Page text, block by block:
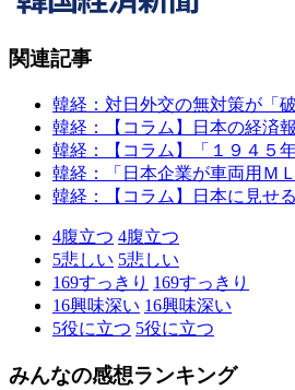
関連記事
韓経：対日外交の無対策が「
韓経：【コラム】日本の経済
韓経：【コラム】「１９４５
韓経：「日本企業が車両用Ｍ
韓経：【コラム】日本に見せ
4腹立つ 4腹立つ
5悲しい 5悲しい
169すっきり 169すっきり
16興味深い 16興味深い
5役に立つ 5役に立つ
みんなの感想ランキング